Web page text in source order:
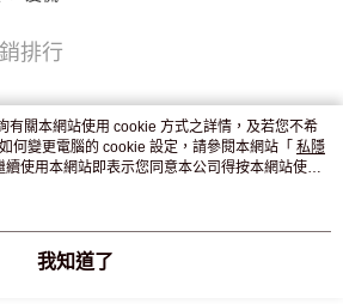
排行
有關本網站使用 cookie 方式之詳情，及若您不希
何變更電腦的 cookie 設定，請參閱本網站「 私隱
續使用本網站即表示您同意本公司得按本網站使用
。
我知道了